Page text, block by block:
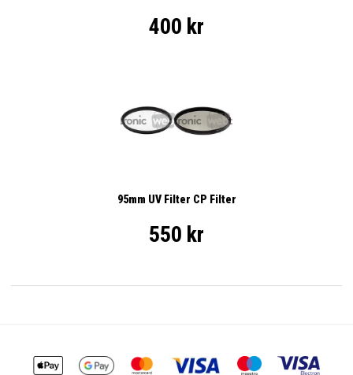
400 kr
95mm UV Filter CP Filter
550 kr